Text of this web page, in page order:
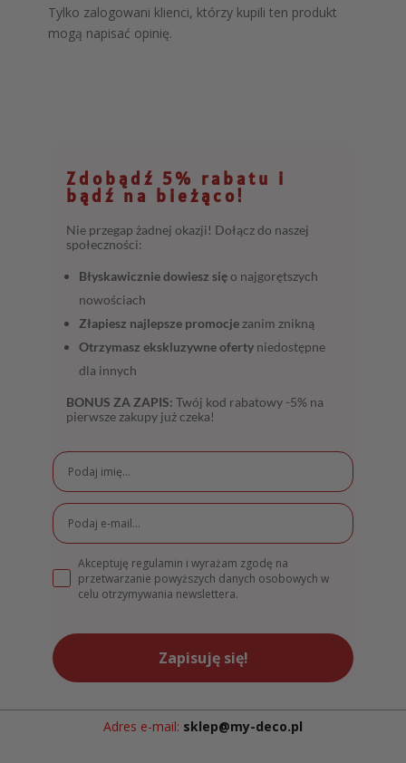
Tylko zalogowani klienci, którzy kupili ten produkt
mogą napisać opinię.
Zdobądź 5% rabatu i
bądź na bieżąco!
Nie przegap żadnej okazji! Dołącz do naszej
społeczności:
Błyskawicznie dowiesz sięo najgorętszych
nowościach
Złapiesz najlepsze promocje zanim znikną
Otrzymasz ekskluzywne oferty niedostępne
dla innych
BONUS ZA ZAPIS: Twój kod rabatowy -5% na
pierwsze zakupy już czeka!
Akceptuję regulamin i wyrażam zgodę na
przetwarzanie powyższych danych osobowych w
celu otrzymywania newslettera.
Zapisuję się!
Adres e-mail: sklep@my-deco.pl